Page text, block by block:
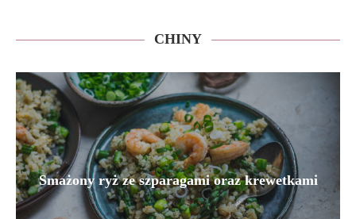
CHINY
Smażony ryż ze szparagami oraz krewetkami